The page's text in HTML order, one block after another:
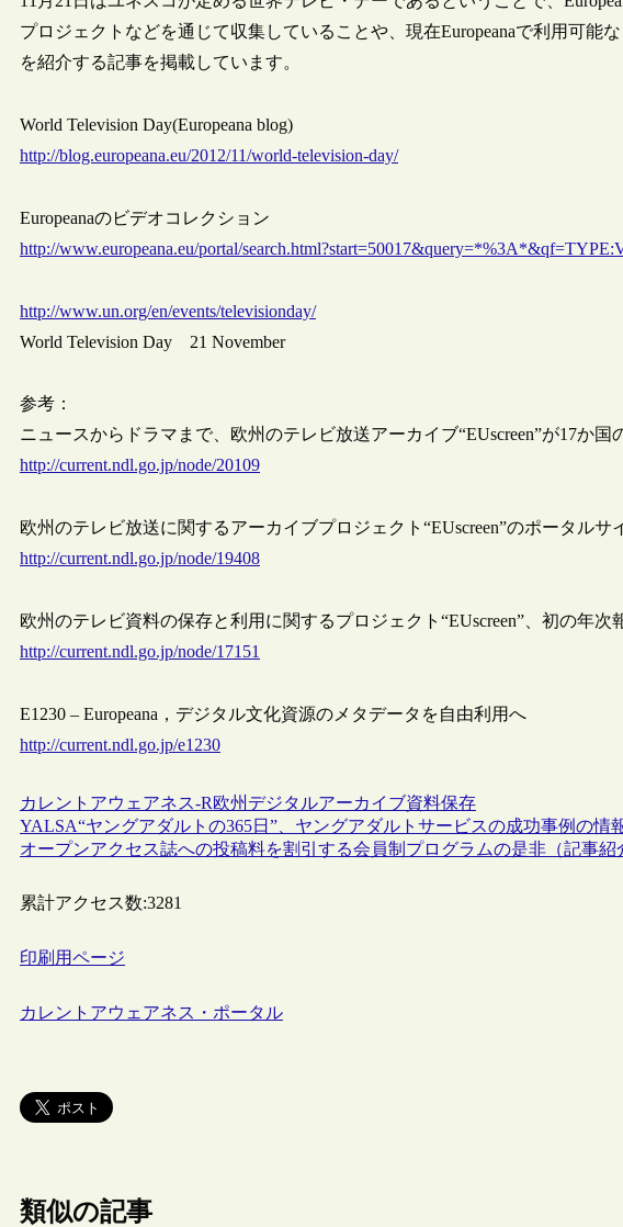
プロジェクトなどを通じて収集していることや、現在Europeanaで利用可能
を紹介する記事を掲載しています。
World Television Day(Europeana blog)
http://blog.europeana.eu/2012/11/world-television-day/
Europeanaのビデオコレクション
http://www.europeana.eu/portal/
http://www.un.org/en/events/televisionday/
World Television Day 21 November
参考：
ニュースからドラマまで、欧州のテレビ放送アーカイブ“EUscreen”が17か国
http://current.ndl.go.jp/node/20109
欧州のテレビ放送に関するアーカイブプロジェクト“EUscreen”のポータルサ
http://current.ndl.go.jp/node/19408
欧州のテレビ資料の保存と利用に関するプロジェクト“EUscreen”、初の年次
http://current.ndl.go.jp/node/17151
E1230 – Europeana，デジタル文化資源のメタデータを自由利用へ
http://current.ndl.go.jp/e1230
カレントアウェアネス-R欧州 デジタルアーカイブ資料保存
YALSA“ヤングアダルトの365日”、ヤングアダルトサービスの成功事例の情
オープンアクセス誌への投稿料を割引する会員制プログラムの是非（記事紹
累計アクセス数:3281
印刷用ページ
カレントアウェアネス・ポータル
類似の記事